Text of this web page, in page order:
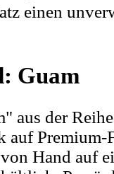
einen
Guam
aus der
Premium-
Hand auf